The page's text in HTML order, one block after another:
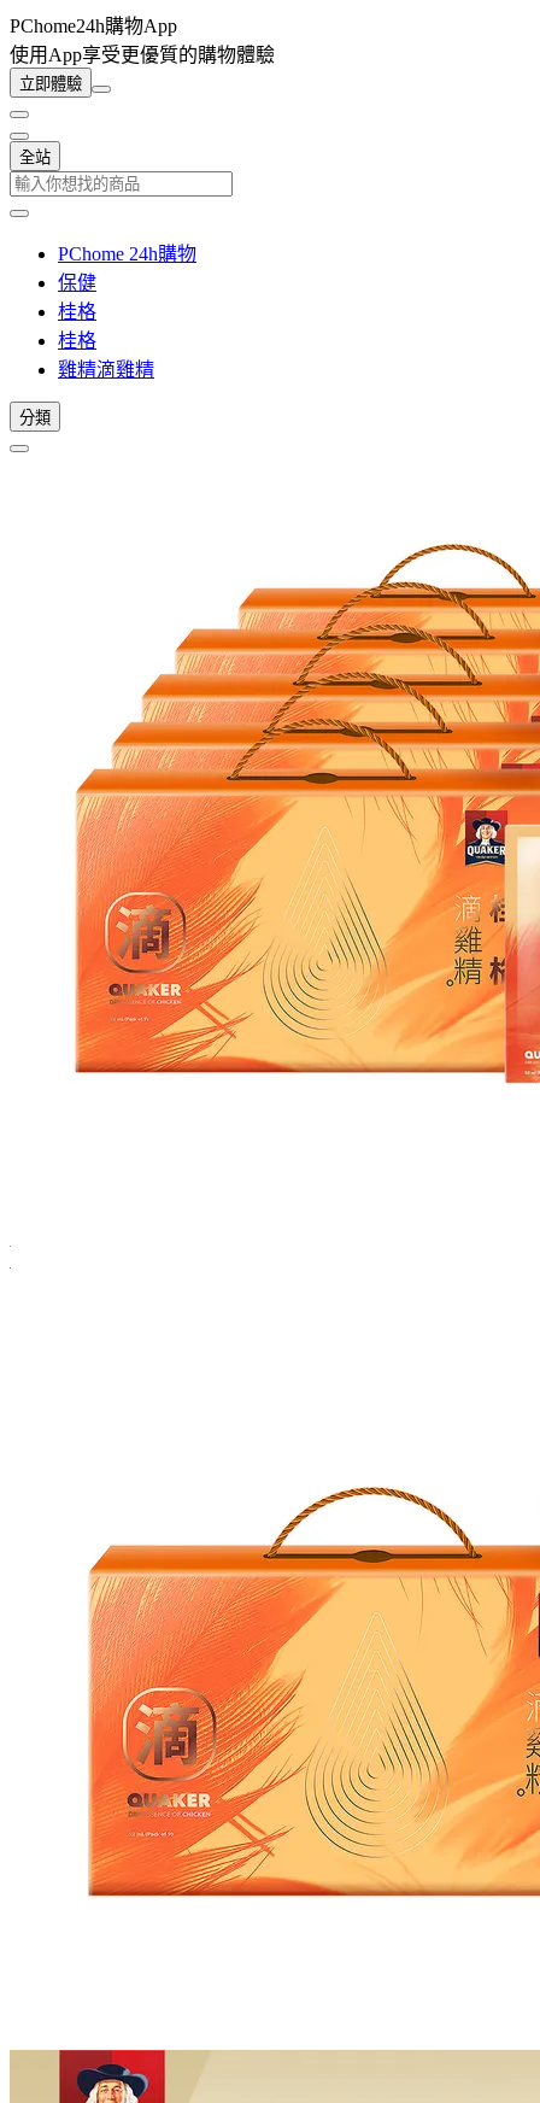
PChome24h購物App
使用App享受更優質的購物體驗
立即體驗
全站
PChome 24h購物
保健
桂格
桂格
雞精滴雞精
分類